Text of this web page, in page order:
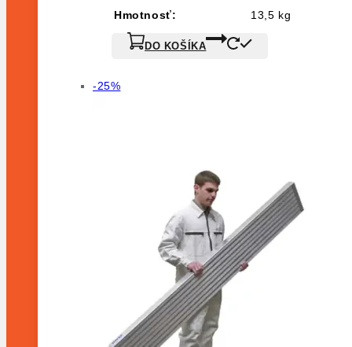
Hmotnosť:
13,5 kg
DO KOŠÍKA
-25%Výrobok